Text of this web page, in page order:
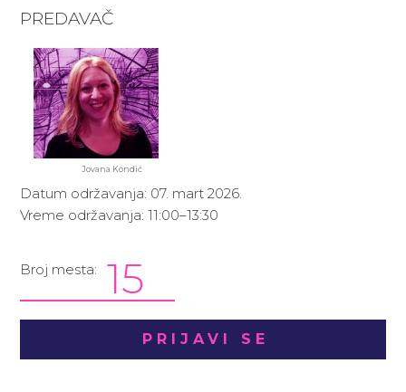
PREDAVAČ
Jovana Kondić
Datum održavanja: 07. mart 2026.
Vreme održavanja: 11:00–13:30
Broj mesta: 15
PRIJAVI SE